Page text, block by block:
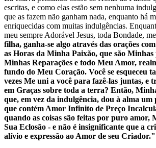
escritas, e como elas estão sem nenhuma
que as fazem não ganham nada, enquanto há
enriquecidas com muitas indulgências.
meu sempre Adorável Jesus, toda Bondade,
filha, ganha-se algo através das orações
as Horas da Minha Paixão, que são
Minhas Reparações e todo Meu Amor,
fundo do Meu Coração. Você se esqueceu
vezes Me uni a você para fazê-las juntas, e
em Graças sobre toda a terra? Então,
que, em vez da indulgência, dou à alma
que contém Amor Infinito de Preço
quando as coisas são feitas por puro amor,
Sua Eclosão - e não é insignificante que a
alívio e expressão ao Amor de seu Criador."